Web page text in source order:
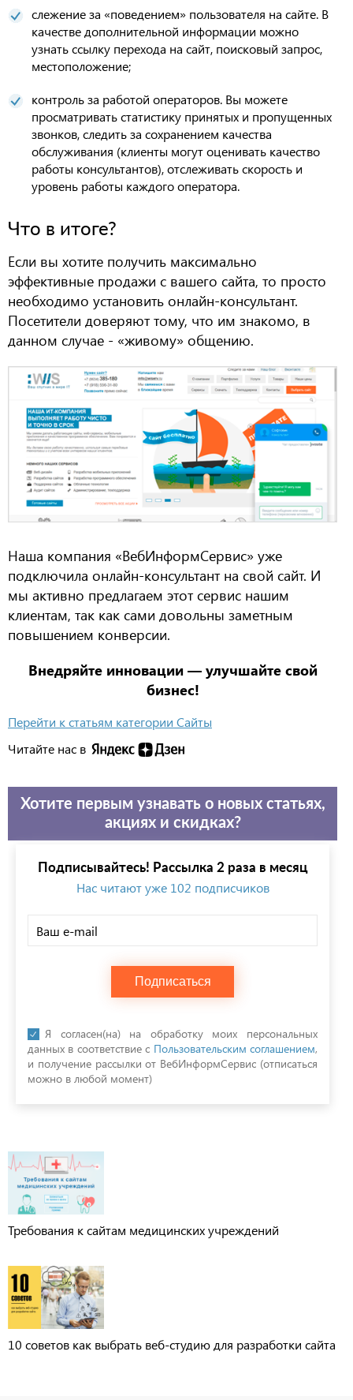
слежение за «поведением» пользователя на сайте. В
качестве дополнительной информации можно
узнать ссылку перехода на сайт, поисковый запрос,
местоположение;
контроль за работой операторов. Вы можете
просматривать статистику принятых и пропущенных
звонков, следить за сохранением качества
обслуживания (клиенты могут оценивать качество
работы консультантов), отслеживать скорость и
уровень работы каждого оператора.
Что в итоге?
Если вы хотите получить максимально
эффективные продажи с вашего сайта, то просто
необходимо установить онлайн-консультант.
Посетители доверяют тому, что им знакомо, в
данном случае - «живому» общению.
Наша компания «ВебИнформСервис» уже
подключила онлайн-консультант на свой сайт. И
мы активно предлагаем этот сервис нашим
клиентам, так как сами довольны заметным
повышением конверсии.
Внедряйте инновации — улучшайте свой
бизнес!
Перейти к статьям категории Сайты
Читайте нас в
Хотите первым узнавать о новых статьях,
акциях и скидках?
Подписывайтесь! Рассылка 2 раза в месяц
Нас читают уже 102 подписчиков
Подписаться
Я согласен(на) на обработку моих персональных
данных в соответствие с Пользовательским соглашением,
и получение рассылки от ВебИнформСервис (отписаться
можно в любой момент)
Требования к сайтам медицинских учреждений
10 советов как выбрать веб-студию для разработки сайта